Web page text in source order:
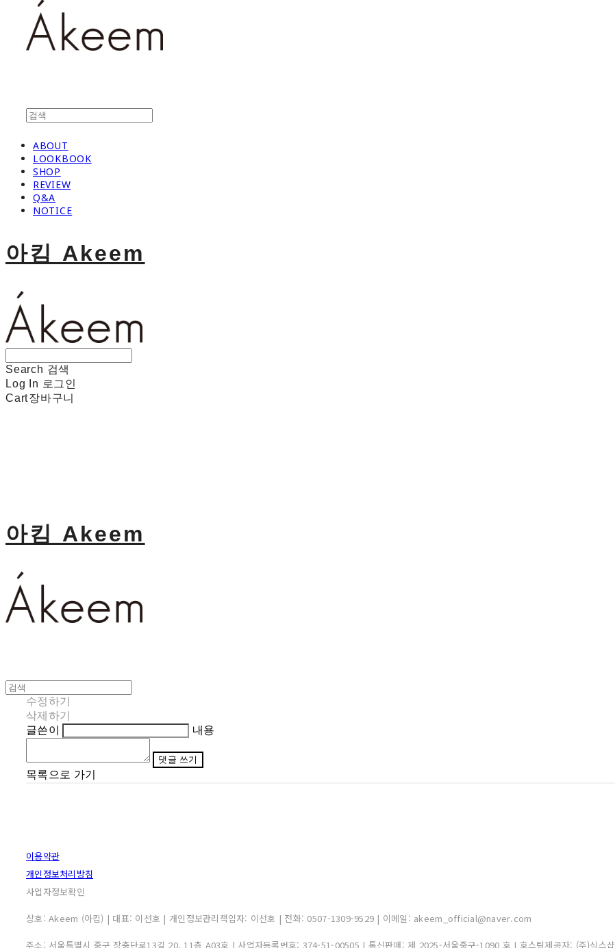
ABOUT
LOOKBOOK
SHOP
REVIEW
Q&A
NOTICE
아킴 Akeem
Search 검색
Log In 로그인
Cart장바구니
아킴 Akeem
수정하기
삭제하기
글쓴이
내용
댓글 쓰기
목록으로 가기
이용약관
개인정보처리방침
사업자정보확인
상호: Akeem (아킴) | 대표: 이선호 | 개인정보관리책임자: 이선호 | 전화: 0507-1309-9529 | 이메일: akeem_official@naver.com
주소: 서울특별시 중구 장충단로13길 20, 11층 A03호 | 사업자등록번호: 374-51-00505 | 통신판매: 제 2025-서울중구-1090 호 | 호스팅제공자: (주)식스샵